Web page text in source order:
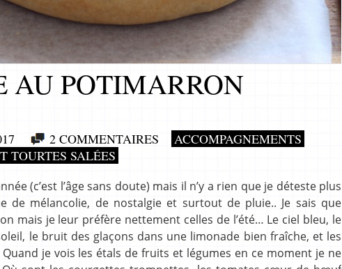
AU POTIMARRON
2 COMMENTAIRES
ACCOMPAGNEMENTS
TOURTES SALÉES
(c’est l’âge sans doute) mais il n’y a rien que je déteste plus
de mélancolie, de nostalgie et surtout de pluie.. Je sais que
mais je leur préfère nettement celles de l’été… Le ciel bleu, le
le bruit des glaçons dans une limonade bien fraîche, et les
je vois les étals de fruits et légumes en ce moment je ne